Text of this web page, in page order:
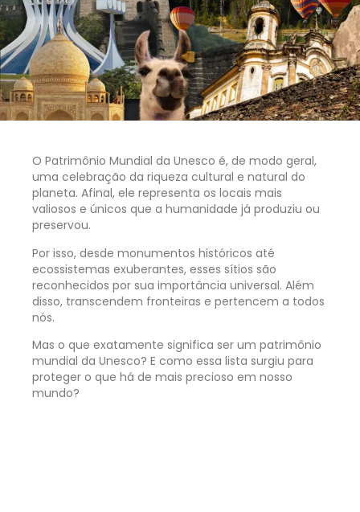
O Patrimônio Mundial da Unesco é, de modo geral,
uma celebração da riqueza cultural e natural do
planeta. Afinal, ele representa os locais mais
valiosos e únicos que a humanidade já produziu ou
preservou.
Por isso, desde monumentos históricos até
ecossistemas exuberantes, esses sítios são
reconhecidos por sua importância universal. Além
disso, transcendem fronteiras e pertencem a todos
nós.
Mas o que exatamente significa ser um patrimônio
mundial da Unesco? E como essa lista surgiu para
proteger o que há de mais precioso em nosso
mundo?